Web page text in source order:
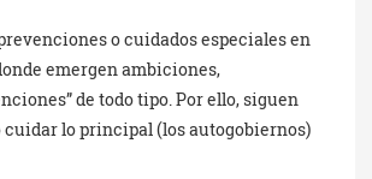
o cuidados especiales en
emergen ambiciones,
de todo tipo. Por ello, siguen
lo principal (los autogobiernos)